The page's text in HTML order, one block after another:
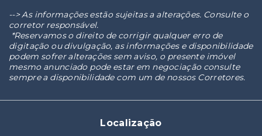
--> As informações estão sujeitas a alterações. Consulte o
corretor responsável.
*Reservamos o direito de corrigir qualquer erro de
digitação ou divulgação, as informações e disponibilidade
podem sofrer alterações sem aviso, o presente imóvel
mesmo anunciado pode estar em negociação consulte
sempre a disponibilidade com um de nossos Corretores.
Localização